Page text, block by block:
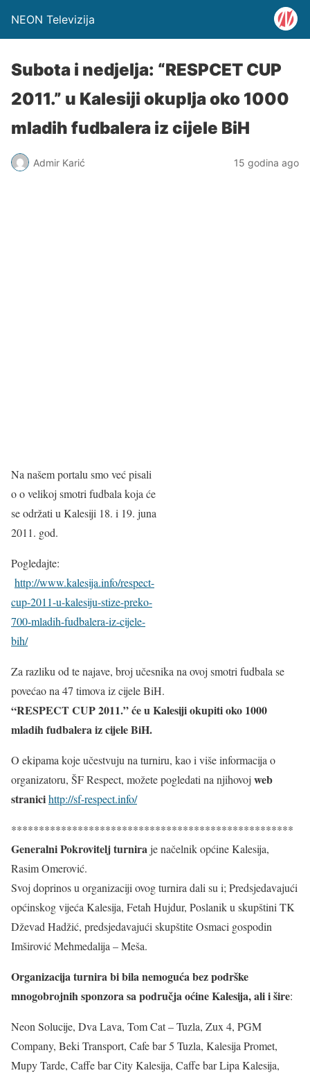
NEON Televizija
Subota i nedjelja: “RESPCET CUP
2011.” u Kalesiji okuplja oko 1000
mladih fudbalera iz cijele BiH
Admir Karić 15 godina ago
Na našem portalu smo već pisali
o o velikoj smotri fudbala koja će
se održati u Kalesiji 18. i 19. juna
2011. god.
Pogledajte:
http://www.kalesija.info/respect-
cup-2011-u-kalesiju-stize-preko-
700-mladih-fudbalera-iz-cijele-
bih/
Za razliku od te najave, broj učesnika na ovoj smotri fudbala se
povećao na 47 timova iz cijele BiH.
“RESPECT CUP 2011.” će u Kalesiji okupiti oko 1000
mladih fudbalera iz cijele BiH.
O ekipama koje učestvuju na turniru, kao i više informacija o
organizatoru, ŠF Respect, možete pogledati na njihovoj web
stranicihttp://sf-respect.info/
***************************************************
Generalni Pokrovitelj turniraje načelnik općine Kalesija,
Rasim Omerović.
Svoj doprinos u organizaciji ovog turnira dali su i; Predsjedavajući
općinskog vijeća Kalesija, Fetah Hujdur, Poslanik u skupštini TK
Dževad Hadžić, predsjedavajući skupštite Osmaci gospodin
Imširović Mehmedalija – Meša.
Organizacija turnira bi bila nemoguća bez podrške
mnogobrojnih sponzora sa područja oćine Kalesija, ali i šire:
Neon Solucije, Dva Lava, Tom Cat – Tuzla, Zux 4, PGM
Company, Beki Transport, Cafe bar 5 Tuzla, Kalesija Promet,
Mupy Tarde, Caffe bar City Kalesija, Caffe bar Lipa Kalesija,